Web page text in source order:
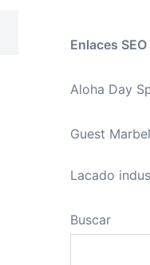
Enlaces SEO
Aloha Day
Guest
Lacado
Buscar